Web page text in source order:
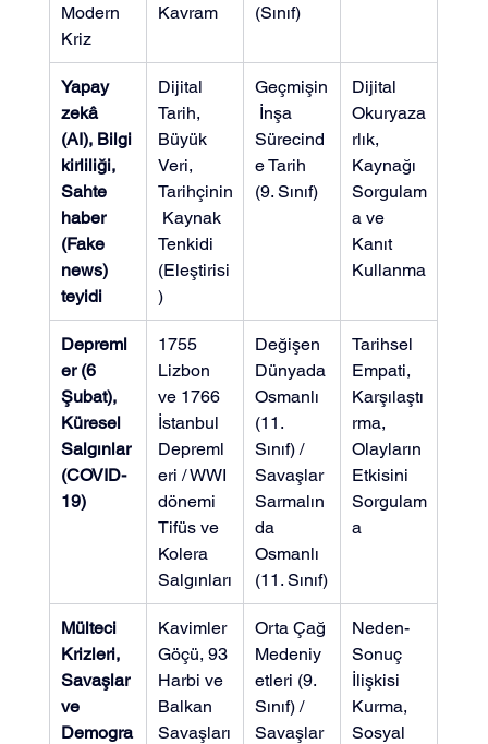
Modern
Kriz
Kavram
(Sınıf)
Yapay
zekâ
(AI), Bilgi
kirliliği,
Sahte
haber
(Fake
news)
teyidi
Dijital
Tarih,
Büyük
Veri,
Tarihçinin
Kaynak
Tenkidi
(Eleştirisi
)
Geçmişin
İnşa
Sürecind
e Tarih
(9. Sınıf)
Dijital
Okuryaza
rlık,
Kaynağı
Sorgulam
a ve
Kanıt
Kullanma
Depreml
er (6
Şubat),
Küresel
Salgınlar
(COVID-
19)
1755
Lizbon
ve 1766
İstanbul
Depreml
eri / WWI
dönemi
Tifüs ve
Kolera
Salgınları
Değişen
Dünyada
Osmanlı
(11.
Sınıf) /
Savaşlar
Sarmalın
da
Osmanlı
(11. Sınıf)
Tarihsel
Empati,
Karşılaştı
rma,
Olayların
Etkisini
Sorgulam
a
Mülteci
Krizleri,
Savaşlar
ve
Demogra
Kavimler
Göçü, 93
Harbi ve
Balkan
Savaşları
Orta Çağ
Medeniy
etleri (9.
Sınıf) /
Savaşlar
Neden-
Sonuç
İlişkisi
Kurma,
Sosyal